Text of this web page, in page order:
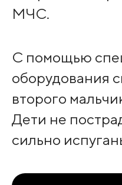
МЧС.
С помощью
оборудования
второго
Дети не
сильно